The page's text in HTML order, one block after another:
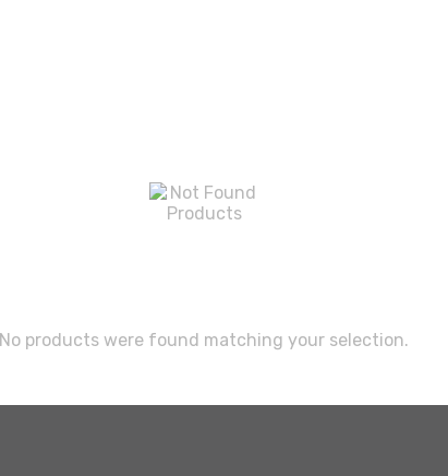
No products were found matching your selection.